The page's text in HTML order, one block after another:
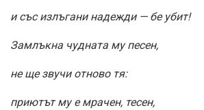
и със излъгани надежди — бе убит!
Замлъкна чудната му песен,
не ще звучи отново тя:
приютът му е мрачен, тесен,